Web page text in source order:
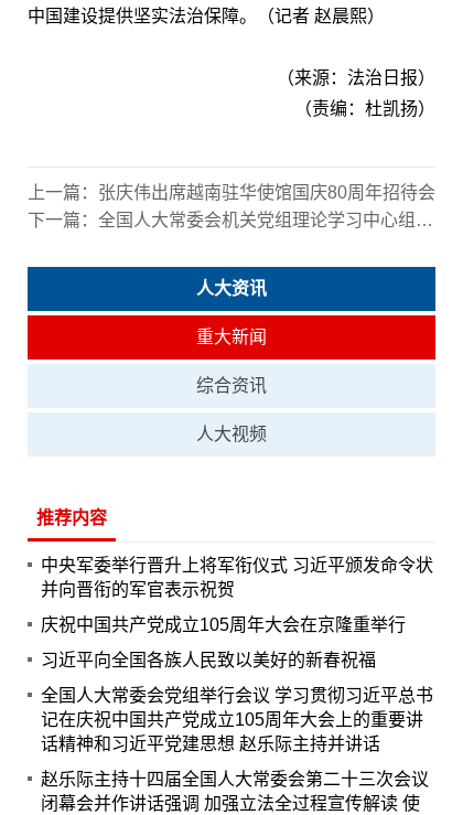
中国建设提供坚实法治保障。（记者 赵晨熙）
（来源：法治日报）
（责编：杜凯扬）
上一篇： 张庆伟出席越南驻华使馆国庆80周年招待会
下一篇： 全国人大常委会机关党组理论学习中心组开展集体学习研讨
人大资讯
重大新闻
综合资讯
人大视频
推荐内容
中央军委举行晋升上将军衔仪式 习近平颁发命令状
并向晋衔的军官表示祝贺
庆祝中国共产党成立105周年大会在京隆重举行
习近平向全国各族人民致以美好的新春祝福
全国人大常委会党组举行会议 学习贯彻习近平总书
记在庆祝中国共产党成立105周年大会上的重要讲
话精神和习近平党建思想 赵乐际主持并讲话
赵乐际主持十四届全国人大常委会第二十三次会议
闭幕会并作讲话强调 加强立法全过程宣传解读 使